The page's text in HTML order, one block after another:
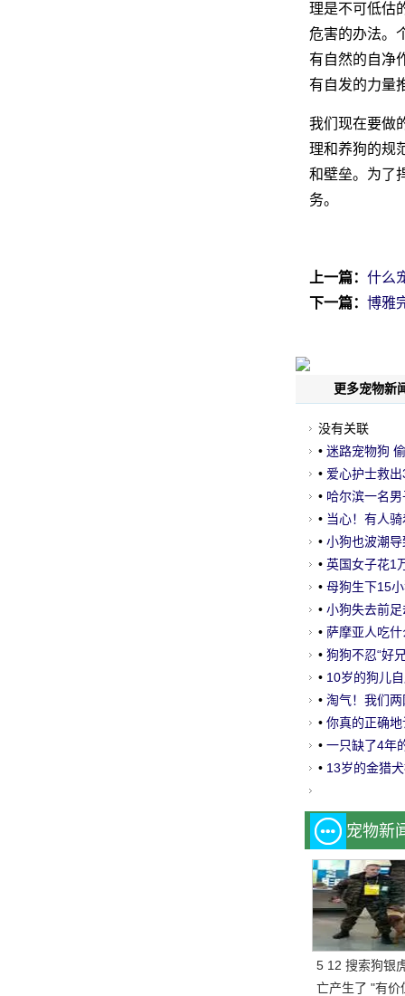
理是不可低估
危害的办法。
有自然的自净
有自发的力量
我们现在要做
理和养狗的规
和壁垒。为了
务。
上一篇： 什么
下一篇： 博雅
更多宠物新
没有关联
• 迷路宠物狗
• 爱心护士救
• 哈尔滨一名
• 当心！有人
• 小狗也波潮
成为最富有的
• 英国女子花1
得还多
• 母狗生下15
• 小狗失去前足
• 萨摩亚人吃
• 狗狗不忍“好
• 10岁的狗儿
• 淘气！我们
• 你真的正确
• 一只缺了4年
• 13岁的金猎
宠物新
5 12 搜索狗银
亡产生了 "有价